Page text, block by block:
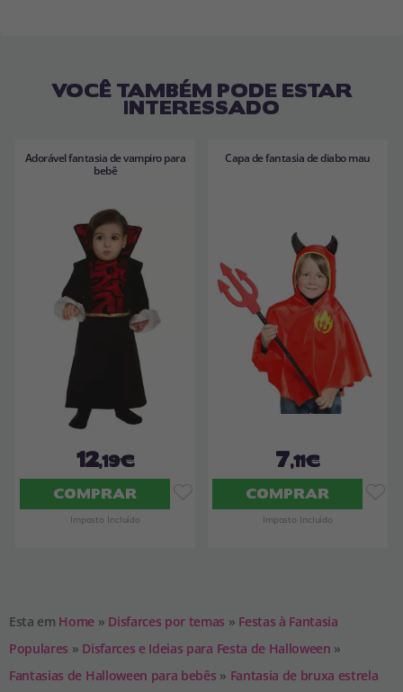
VOCÊ TAMBÉM PODE ESTAR
INTERESSADO
Adorável fantasia de vampiro para
bebê
12,19€
COMPRAR
Imposto Incluído
Capa de fantasia de diabo mau
7,11€
COMPRAR
Imposto Incluído
Esta em Home » Disfarces por temas » Festas à Fantasia
Populares » Disfarces e Ideias para Festa de Halloween »
Fantasias de Halloween para bebês » Fantasia de bruxa estrela